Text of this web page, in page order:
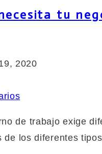
tu
2020
de trabajo exige
los diferentes